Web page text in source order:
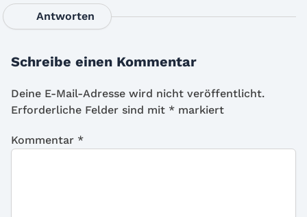
Antworten
Schreibe einen Kommentar
Deine E-Mail-Adresse wird nicht veröffentlicht.
Erforderliche Felder sind mit * markiert
Kommentar *